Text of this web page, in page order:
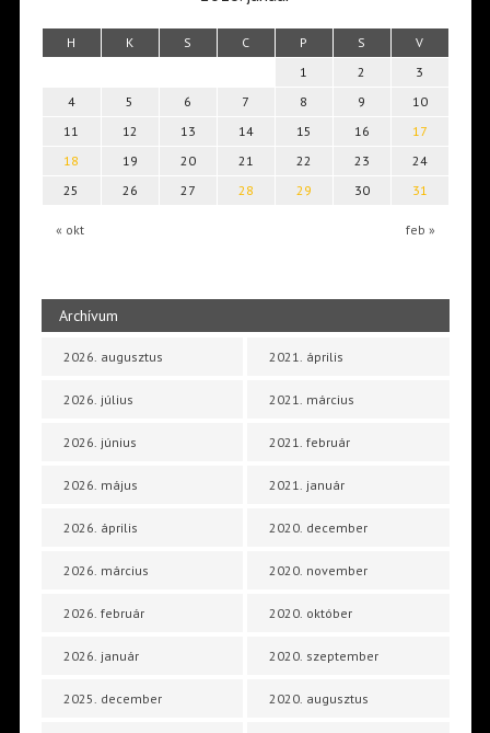
H K S C P S V
« okt feb »
1 2
3
4
5 6 7 8 9
10
11
12 13 14 15 16
17
18
19 20 21 22 23
24
25
26 27 28 29 30 31
Archívum
2026. augusztus
2026. július
2026. június
2026. május
2026. április
2026. március
2026. február
2026. január
2025. december
2021. április
2021. március
2021. február
2021. január
2020. december
2020. november
2020. október
2020. szeptember
2020. augusztus